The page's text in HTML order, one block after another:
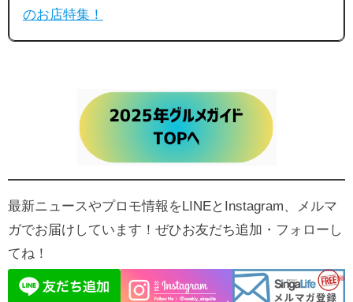
のお店特集！
最新ニュースやプロモ情報をLINEとInstagram、メルマ
ガでお届けしています！ぜひお友だち追加・フォローし
てね！